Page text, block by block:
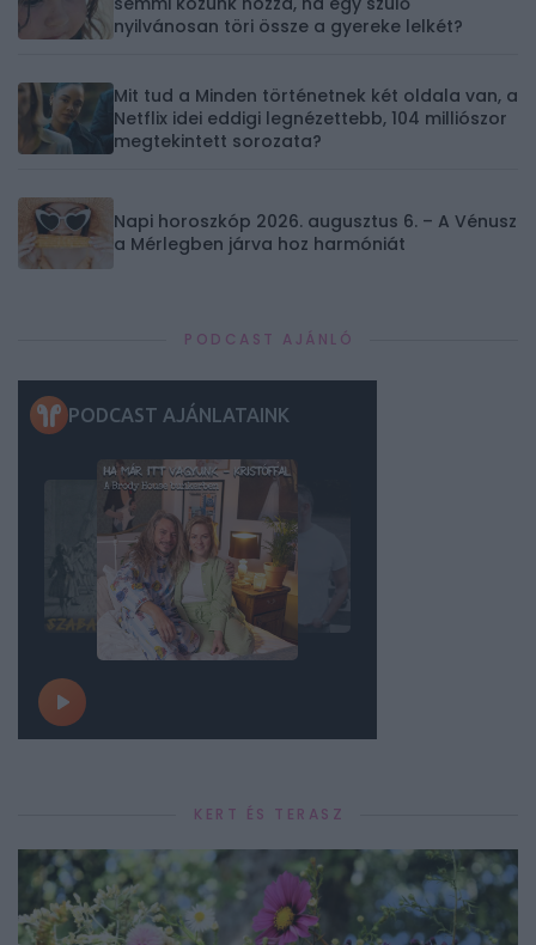
nyilvánosan töri össze a gyereke lelkét?
Mit tud a Minden történetnek két oldala van, a
Netflix idei eddigi legnézettebb, 104 milliószor
megtekintett sorozata?
Napi horoszkóp 2026. augusztus 6. – A Vénusz
a Mérlegben járva hoz harmóniát
PODCAST AJÁNLÓ
KERT ÉS TERASZ